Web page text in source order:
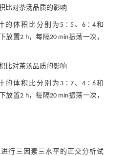
比对茶汤品质的影响
的体积比分别为5∶5、6∶4和
置2 h，每隔20 min振荡一次，
比对茶汤品质的影响
的体积比分别为3∶7、4∶6和
置2 h，每隔20 min振荡一次，
行三因素三水平的正交分析试